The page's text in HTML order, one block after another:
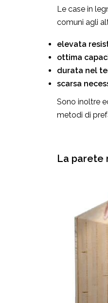
Le case in
comuni agli
elevata
ottima
durata nel
scarsa
Sono inoltre
metodi di
La parete